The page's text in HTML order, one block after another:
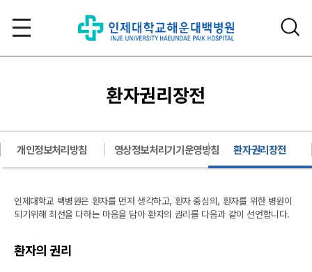
환자권리장전
개인정보처리방침 영상정보처리기기운영방침 환자권리장전
인제대학교 백병원은 환자를 먼저 생각하고, 환자 중심의, 환자를 위한 병원이
되기위해 최선을 다하는 마음을 담아 환자의 권리를 다음과 같이 선언합니다.
환자의 권리